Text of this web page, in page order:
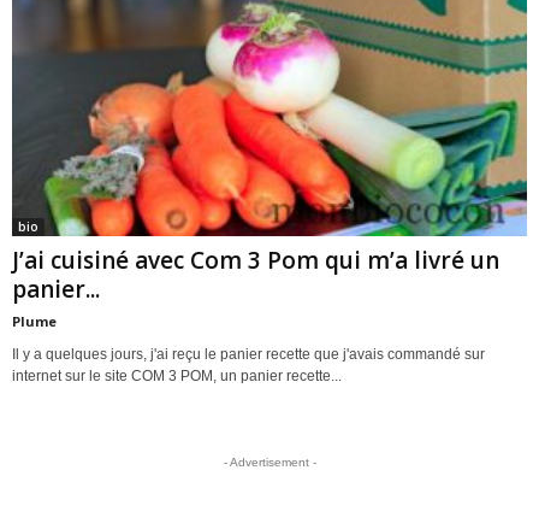
bio
J’ai cuisiné avec Com 3 Pom qui m’a livré un
panier...
Plume
Il y a quelques jours, j'ai reçu le panier recette que j'avais commandé sur
internet sur le site COM 3 POM, un panier recette...
- Advertisement -